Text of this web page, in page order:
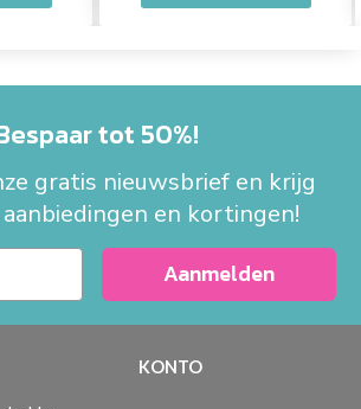
tot 50%!
gratis nieuwsbrief en krijg
en kortingen!
Aanmelden
KONTO